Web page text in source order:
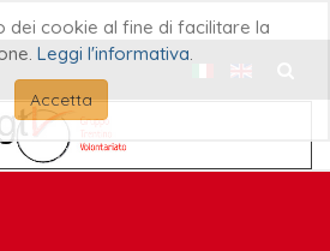
dei cookie al fine di facilitare la
Leggi l'informativa.
Accetta